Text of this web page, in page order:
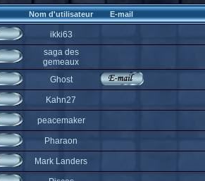
Nom d'utilisateur E-mail
ikki63
saga des
gemeaux
Ghost
Kahn27
peacemaker
Pharaon
Mark Landers